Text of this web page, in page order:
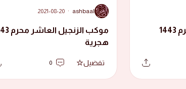
موكب الزنجيل 13 محرم 1443
A
ashbaal
·
2021-08-20
موكب الزنجيل
هجرية
تفضيل 0